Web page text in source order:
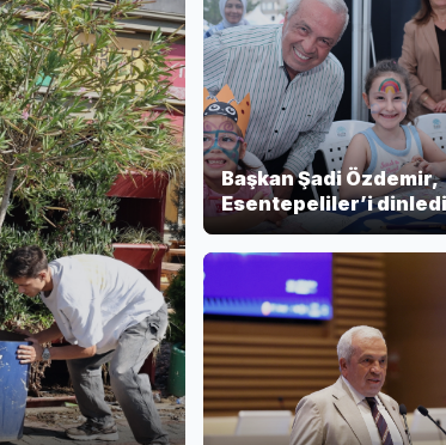
Başkan Şadi Özdemir,
Esentepeliler’i dinledi